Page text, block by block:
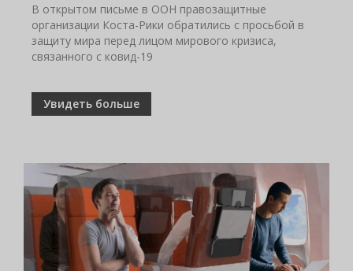
В открытом письме в ООН правозащитные
организации Коста-Рики обратились с просьбой в
защиту мира перед лицом мирового кризиса,
связанного с ковид-19
Увидеть больше